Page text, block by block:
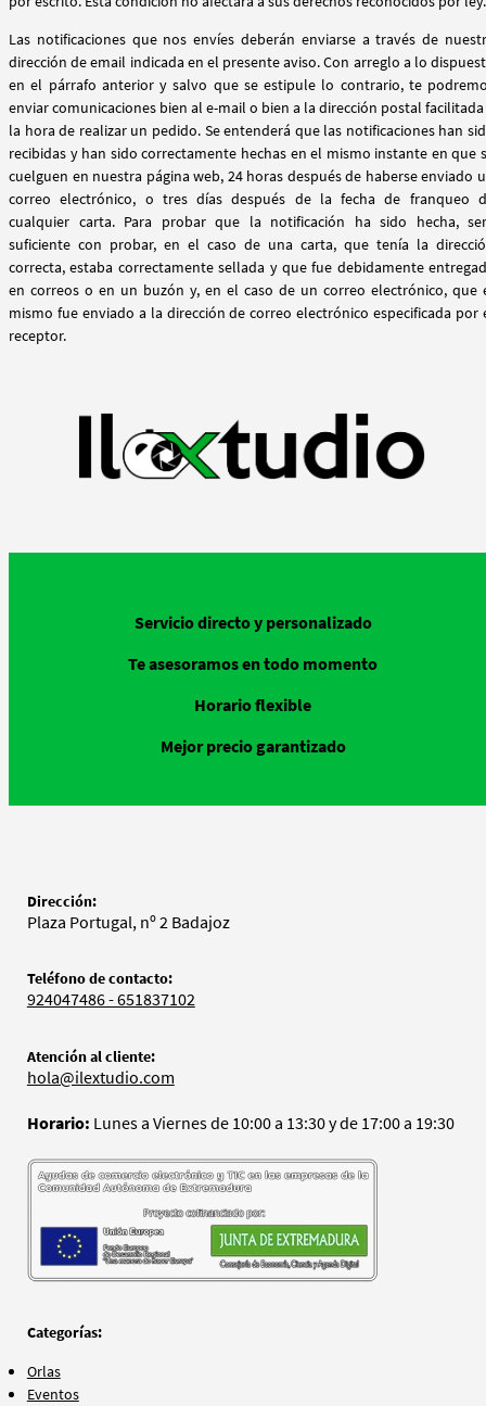
Las notificaciones que nos envíes deberán enviarse a través de
dirección de email indicada en el presente aviso. Con arreglo a lo
en el párrafo anterior y salvo que se estipule lo contrario, te
enviar comunicaciones bien al e-mail o bien a la dirección postal facilitada
la hora de realizar un pedido. Se entenderá que las notificaciones han
recibidas y han sido correctamente hechas en el mismo instante en que
cuelguen en nuestra página web, 24 horas después de haberse enviado
correo electrónico, o tres días después de la fecha de franqueo
cualquier carta. Para probar que la notificación ha sido hecha,
suficiente con probar, en el caso de una carta, que tenía la
correcta, estaba correctamente sellada y que fue debidamente
en correos o en un buzón y, en el caso de un correo electrónico, que
mismo fue enviado a la dirección de correo electrónico especificada por
receptor.
Servicio directo y personalizado
Te asesoramos en todo momento
Horario flexible
Mejor precio garantizado
Dirección:
Plaza Portugal, nº 2 Badajoz
Teléfono de contacto:
924047486 - 651837102
Atención al cliente:
hola@ilextudio.com
Horario: Lunes a Viernes de 10:00 a 13:30 y de 17:00 a 19:30
Categorías:
Orlas
Eventos